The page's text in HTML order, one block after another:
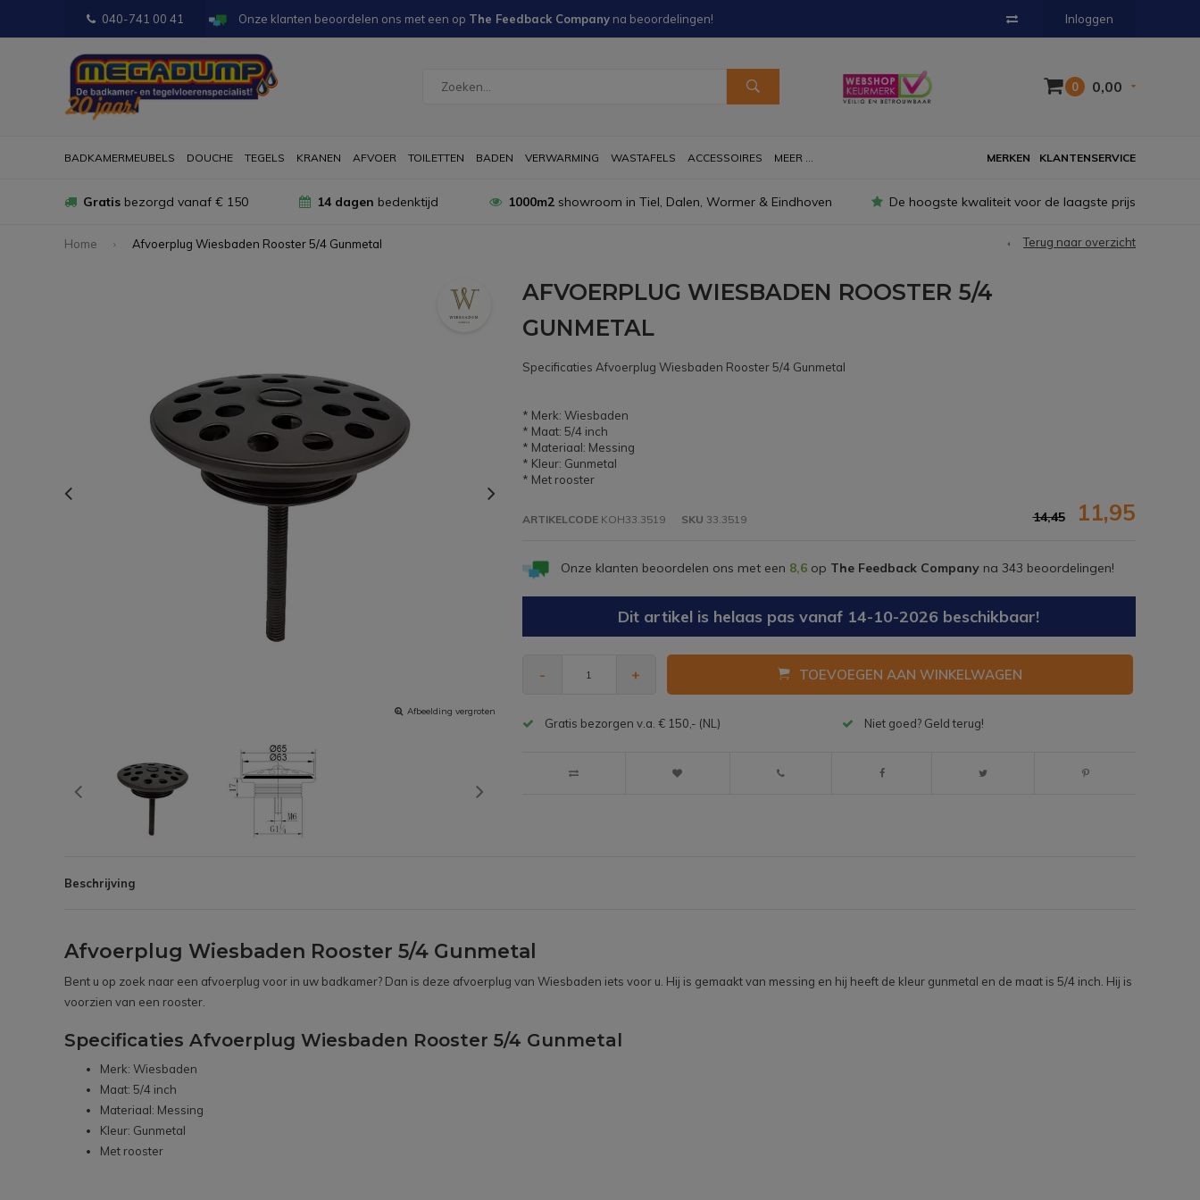
040-741 00 41 Onze klanten beoordelen ons met een op The Feedback Company na beoordelingen! Inloggen
0 0,00
BADKAMERMEUBELS DOUCHE TEGELS KRANEN AFVOER TOILETTEN BADEN VERWARMING WASTAFELS ACCESSOIRES MEER ... KLANTENSERVICE
MERKEN
Gratis bezorgd vanaf € 150 14 dagen bedenktijd 1000m2showroom in Tiel, Dalen, Wormer & Eindhoven De hoogste kwaliteit voor de laagste prijs
Home Afvoerplug Wiesbaden Rooster 5/4 Gunmetal Terug naar overzicht
Afbeelding vergroten
AFVOERPLUG WIESBADEN ROOSTER 5/4
GUNMETAL
Specificaties Afvoerplug Wiesbaden Rooster 5/4 Gunmetal
* Merk: Wiesbaden
* Maat: 5/4 inch
* Materiaal: Messing
* Kleur: Gunmetal
* Met rooster
ARTIKELCODEKOH33.3519 SKU 33.3519 14,45 11,95
Onze klanten beoordelen ons met een 8,6op The Feedback Companyna 343 beoordelingen!
Dit artikel is helaas pas vanaf 14-10-2026 beschikbaar!
- + TOEVOEGEN AAN WINKELWAGEN
Gratis bezorgen v.a. € 150,- (NL) Niet goed? Geld terug!
Beschrijving
Afvoerplug Wiesbaden Rooster 5/4 Gunmetal
Bent u op zoek naar een afvoerplug voor in uw badkamer? Dan is deze afvoerplug van Wiesbaden iets voor u. Hij is gemaakt van messing en hij heeft de kleur gunmetal en de maat is 5/4 inch. Hij is
voorzien van een rooster.
Specificaties Afvoerplug Wiesbaden Rooster 5/4 Gunmetal
Merk: Wiesbaden
Maat: 5/4 inch
Materiaal: Messing
Kleur: Gunmetal
Met rooster